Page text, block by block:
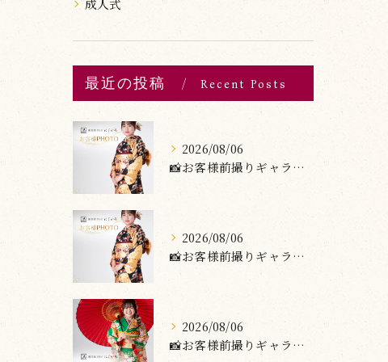
成人式
最近の投稿 Recent Posts
2026/08/06
📸お客様前撮りギャラリー
2026/08/06
📸お客様前撮りギャラリー
2026/08/06
📸お客様前撮りギャラリー